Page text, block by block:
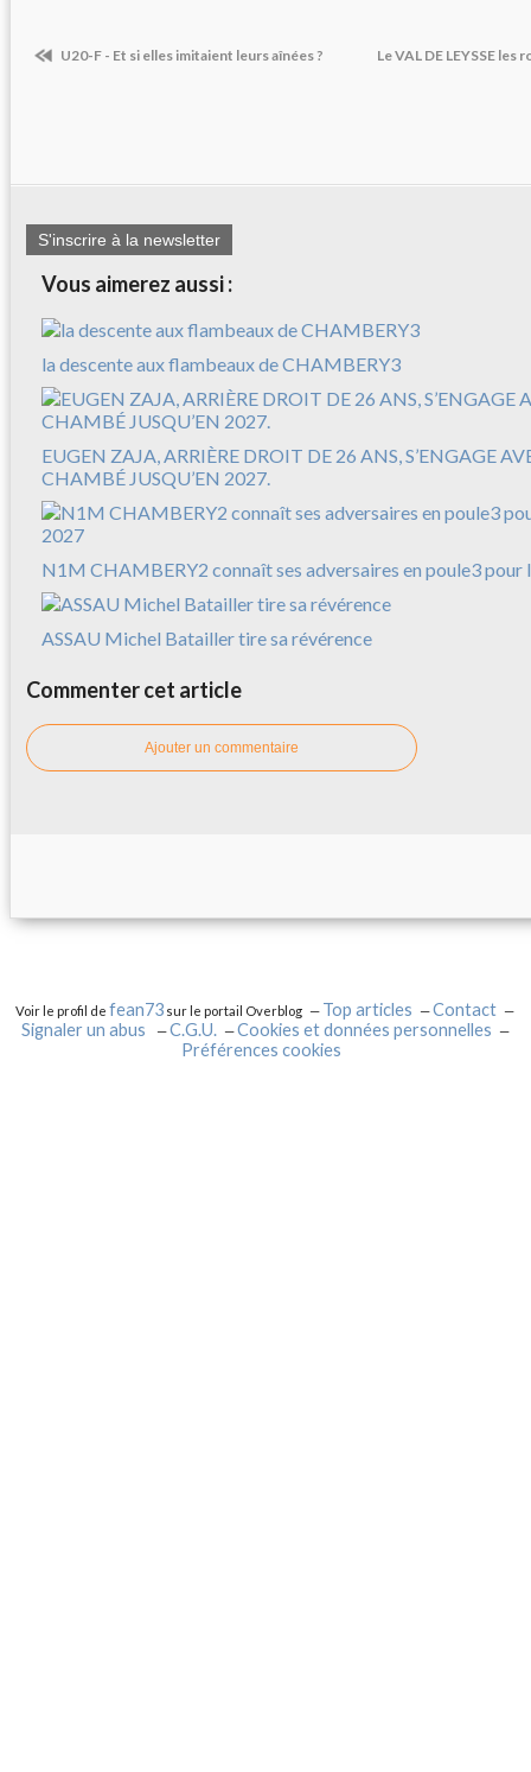
U20-F - Et si elles imitaient leurs aînées ? Le VAL DE LEYSSE
S'inscrire à la newsletter
Vous aimerez aussi :
la descente aux flambeaux de CHAMBERY3
EUGEN ZAJA, ARRIÈRE DROIT DE 26 ANS, S’ENGAGE
CHAMBÉ JUSQU’EN 2027.
N1M CHAMBERY2 connaît ses adversaires en poule3 pour
ASSAU Michel Batailler tire sa révérence
Commenter cet article
Ajouter un commentaire
Voir le profil defean73 sur le portail Overblog Top articles
Contact
Signaler un abus
C.G.U.
Cookies et données personnelles
Préférences cookies